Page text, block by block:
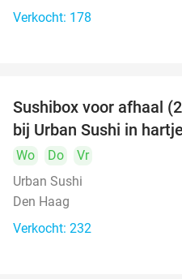
Verkocht: 178
Sushibox voor afhaal
bij Urban Sushi in
Wo Do
Vr
Urban Sushi
Den Haag
Verkocht: 232